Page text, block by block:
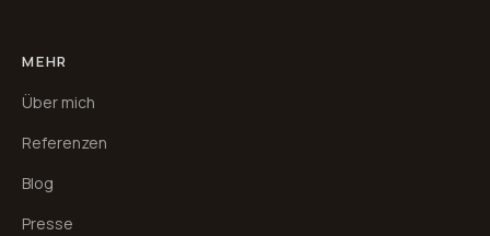
MEHR
Über mich
Referenzen
Blog
Presse